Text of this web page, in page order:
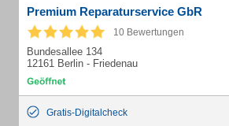
Premium Reparaturservice GbR
10 Bewertungen
Bundesallee 134
12161 Berlin - Friedenau
Gratis-Digitalcheck